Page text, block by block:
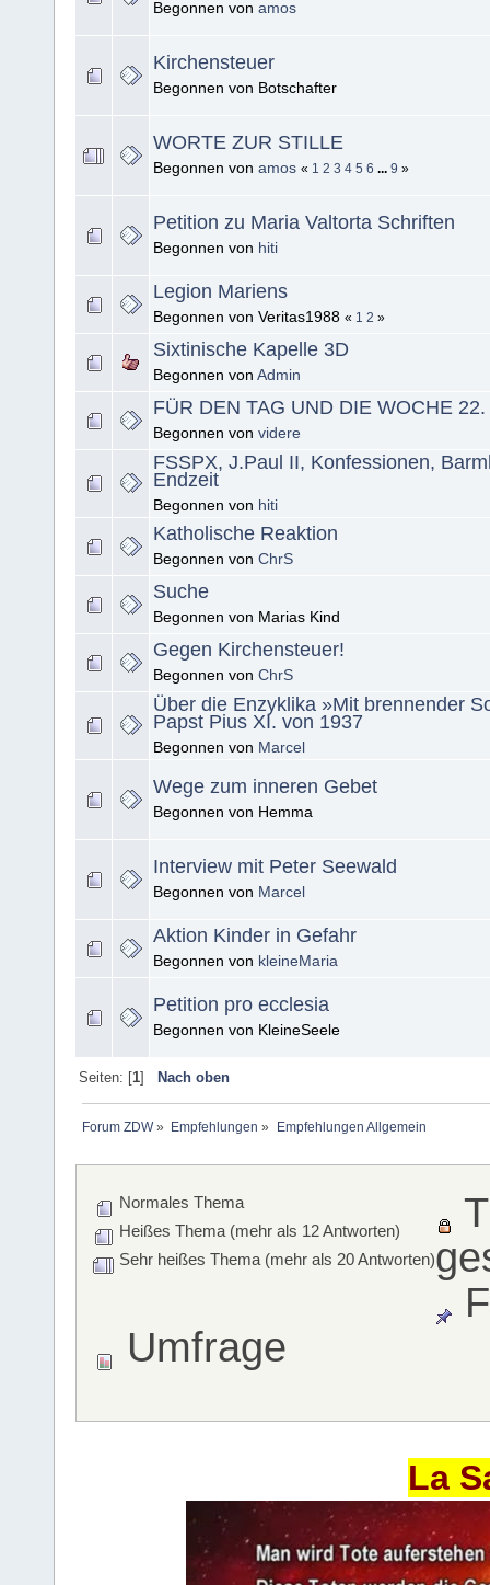
Begonnen von amos
Kirchensteuer
Begonnen von Botschafter
WORTE ZUR STILLE
Begonnen von amos « 1 2 3 4 5 6 ... 9 »
Petition zu Maria Valtorta Schriften
Begonnen von hiti
Legion Mariens
Begonnen von Veritas1988 « 1 2 »
Sixtinische Kapelle 3D
Begonnen von Admin
FÜR DEN TAG UND DIE WOCHE
Begonnen von videre
FSSPX, J.Paul II, Konfessionen,
Endzeit
Begonnen von hiti
Katholische Reaktion
Begonnen von ChrS
Suche
Begonnen von Marias Kind
Gegen Kirchensteuer!
Begonnen von ChrS
Über die Enzyklika »Mit brennender
Papst Pius XI. von 1937
Begonnen von Marcel
Wege zum inneren Gebet
Begonnen von Hemma
Interview mit Peter Seewald
Begonnen von Marcel
Aktion Kinder in Gefahr
Begonnen von kleineMaria
Petition pro ecclesia
Begonnen von KleineSeele
Seiten: [1] Nach oben
Forum ZDW» Empfehlungen » Empfehlungen Allgemein
Normales Thema
Heißes Thema (mehr als 12 Antworten)
Sehr heißes Thema (mehr als 20 Antworten)
Umfrage
La